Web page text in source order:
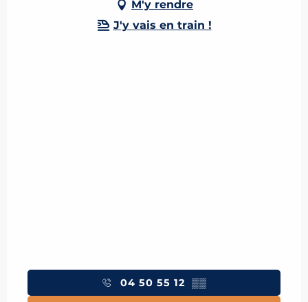
M'y rendre
J'y vais en train !
04 50 55 12 ▒▒